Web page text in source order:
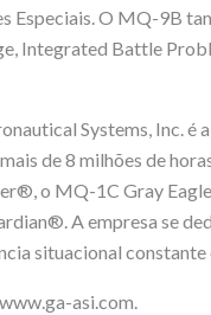
Especiais. O MQ-9B
Integrated Battle
Systems, Inc. é
de 8 milhões de
o MQ-1C Gray
A empresa se
situacional constante
asi.com.